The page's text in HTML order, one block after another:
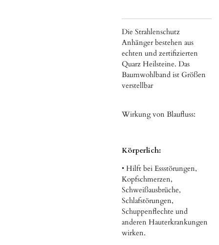
Die Strahlenschutz
Anhänger bestehen aus
echten und zertifizierten
Quarz Heilsteine. Das
Baumwohlband ist Größen
verstellbar
Wirkung von Blaufluss:
Körperlich:
• Hilft bei Essstörungen,
Kopfschmerzen,
Schweißausbrüche,
Schlafstörungen,
Schuppenflechte und
anderen Hauterkrankungen
wirken.